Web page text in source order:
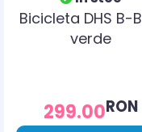
Bicicleta DHS B-
verde
299.00RON